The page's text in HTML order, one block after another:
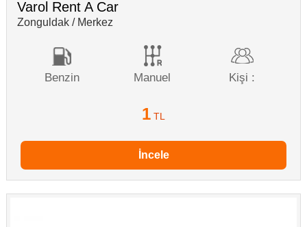
Varol Rent A Car
Zonguldak / Merkez
Benzin Manuel Kişi :
1 TL
İncele